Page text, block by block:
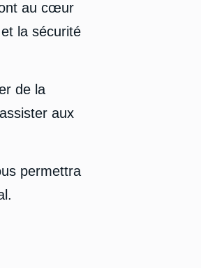
au cœur
la sécurité
de la
aux
permettra